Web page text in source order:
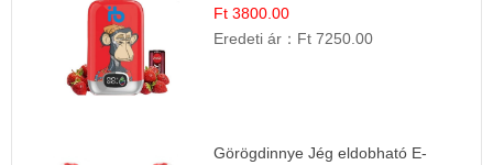
Gyümölcs Íz
Ft 3800.00
Eredeti ár： Ft 7250.00
Görögdinnye Jég eldobható E-